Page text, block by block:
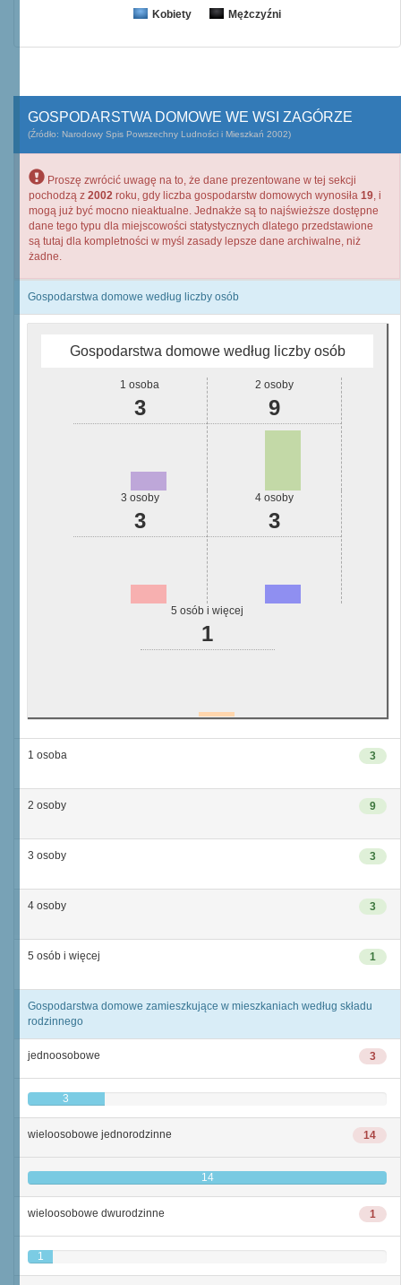
Kobiety Mężczyźni
GOSPODARSTWA DOMOWE WE WSI ZAGÓRZE
(Źródło: Narodowy Spis Powszechny Ludności i Mieszkań 2002)
Proszę zwrócić uwagę na to, że dane prezentowane w tej sekcji
pochodzą z 2002 roku, gdy liczba gospodarstw domowych wynosiła 19, i
mogą już być mocno nieaktualne. Jednakże są to najświeższe dostępne
dane tego typu dla miejscowości statystycznych dlatego przedstawione
są tutaj dla kompletności w myśl zasady lepsze dane archiwalne, niż
żadne.
Gospodarstwa domowe według liczby osób
Gospodarstwa domowe według liczby osób
1 osoba
3
2 osoby
9
3 osoby
3
4 osoby
3
5 osób i więcej
1
3
1 osoba
9
2 osoby
3
3 osoby
3
4 osoby
1
5 osób i więcej
Gospodarstwa domowe zamieszkujące w mieszkaniach według składu
rodzinnego
3
jednoosobowe
3
14
wieloosobowe jednorodzinne
14
1
wieloosobowe dwurodzinne
1